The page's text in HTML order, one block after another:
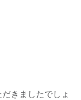
きましたでしょ